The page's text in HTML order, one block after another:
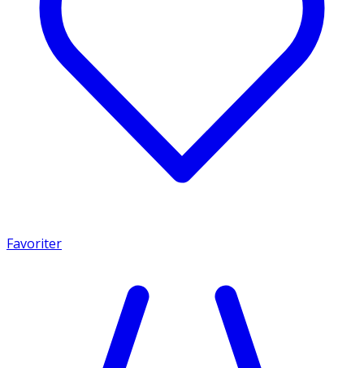
Favoriter